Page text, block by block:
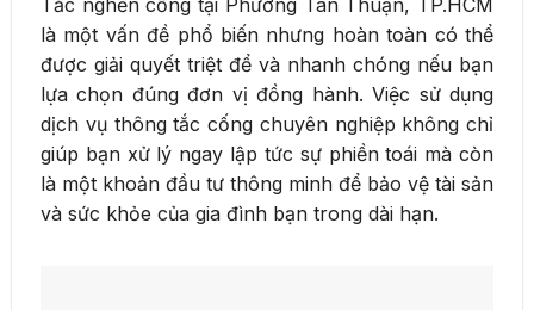
Tắc nghẽn cống tại Phường Tân Thuận, TP.HCM
là một vấn đề phổ biến nhưng hoàn toàn có thể
được giải quyết triệt để và nhanh chóng nếu bạn
lựa chọn đúng đơn vị đồng hành. Việc sử dụng
dịch vụ thông tắc cống chuyên nghiệp không chỉ
giúp bạn xử lý ngay lập tức sự phiền toái mà còn
là một khoản đầu tư thông minh để bảo vệ tài sản
và sức khỏe của gia đình bạn trong dài hạn.